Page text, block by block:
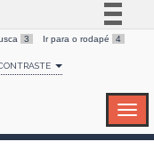
Simplifique!
Comunica BR
3 Ir para o rodapé 4